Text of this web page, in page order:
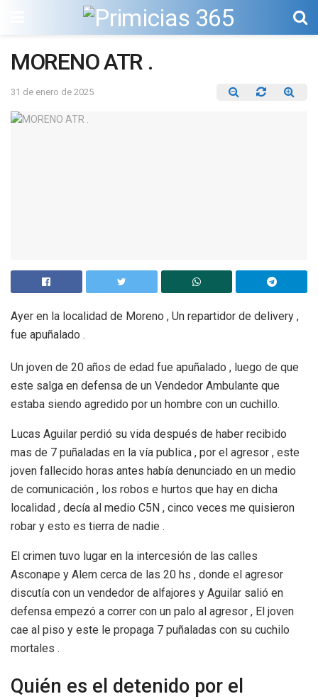
MORENO ATR .
31 de enero de 2025
Ayer en la localidad de Moreno , Un repartidor de delivery ,
fue apuñalado .
Un joven de 20 años de edad fue apuñalado , luego de que
este salga en defensa de un Vendedor Ambulante que
estaba siendo agredido por un hombre con un cuchillo.
Lucas Aguilar perdió su vida después de haber recibido
mas de 7 puñaladas en la vía publica , por el agresor , este
joven fallecido horas antes había denunciado en un medio
de comunicación , los robos e hurtos que hay en dicha
localidad , decía al medio C5N , cinco veces me quisieron
robar y esto es tierra de nadie .
El crimen tuvo lugar en la intercesión de las calles
Asconape y Alem cerca de las 20 hs , donde el agresor
discutía con un vendedor de alfajores y Aguilar salió en
defensa empezó a correr con un palo al agresor , El joven
cae al piso y este le propaga 7 puñaladas con su cuchilo
mortales .
Quién es el detenido por el